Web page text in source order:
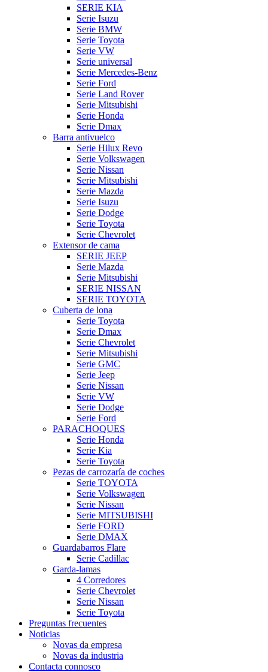
SERIE KIA
Serie Isuzu
Serie BMW
Serie Toyota
Serie VW
Serie universal
Serie Mercedes-Benz
Serie Ford
Serie Land Rover
Serie Mitsubishi
Serie Honda
Serie Dmax
Barra antivuelco
Serie Hilux Revo
Serie Volkswagen
Serie Nissan
Serie Mitsubishi
Serie Mazda
Serie Isuzu
Serie Dodge
Serie Toyota
Serie Chevrolet
Extensor de cama
SERIE JEEP
Serie Mazda
Serie Mitsubishi
SERIE NISSAN
SERIE TOYOTA
Cuberta de lona
Serie Toyota
Serie Dmax
Serie Chevrolet
Serie Mitsubishi
Serie GMC
Serie Jeep
Serie Nissan
Serie VW
Serie Dodge
Serie Ford
PARACHOQUES
Serie Honda
Serie Kia
Serie Toyota
Pezas de carrozaría de coches
Serie TOYOTA
Serie Volkswagen
Serie Nissan
Serie MITSUBISHI
Serie FORD
Serie DMAX
Guardabarros Flare
Serie Cadillac
Garda-lamas
4 Corredores
Serie Chevrolet
Serie Nissan
Serie Toyota
Preguntas frecuentes
Noticias
Novas da empresa
Novas da industria
Contacta connosco